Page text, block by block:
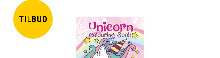
TILBUD